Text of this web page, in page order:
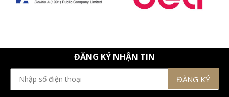
ĐĂNG KÝ NHẬN TIN